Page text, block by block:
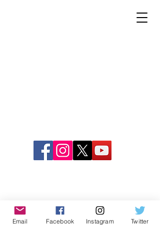
Email Facebook Instagram Twitter